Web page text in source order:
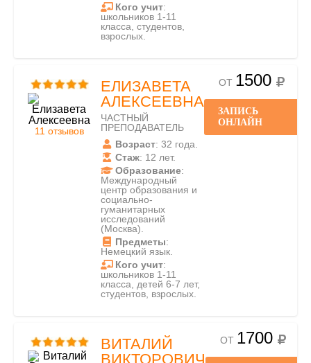
Кого учит:
школьников 1-11
класса, студентов,
взрослых.
11 отзывов
ЕЛИЗАВЕТА
АЛЕКСЕЕВНА
ЧАСТНЫЙ
ПРЕПОДАВАТЕЛЬ
Возраст: 32 года.
Стаж: 12 лет.
Образование:
Международный
центр образования и
социально-
гуманитарных
исследований
(Москва).
Предметы:
Немецкий язык.
Кого учит:
школьников 1-11
класса, детей 6-7 лет,
студентов, взрослых.
ОТ 1500
ЗАПИСЬ
ОНЛАЙН
ВИТАЛИЙ
ВИКТОРОВИЧ
ОТ 1700